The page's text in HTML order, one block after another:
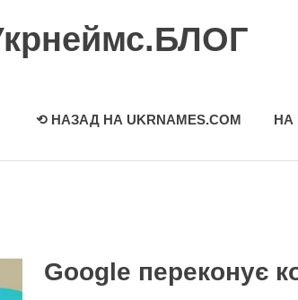
⟲ НАЗАД НА UKRNAMES.COM НА
Google переконує